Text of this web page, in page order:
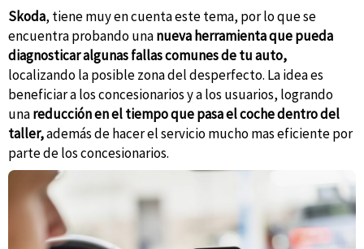
Skoda, tiene muy en cuenta este tema, por lo que se
encuentra probando unanueva herramienta que pueda
diagnosticar algunas fallas comunes de tu auto,
localizando la posible zona del desperfecto. La idea es
beneficiar a los concesionarios y a los usuarios, logrando
unareducción en el tiempo que pasa el coche dentro del
taller,además de hacer el servicio mucho mas eficiente por
parte de los concesionarios.